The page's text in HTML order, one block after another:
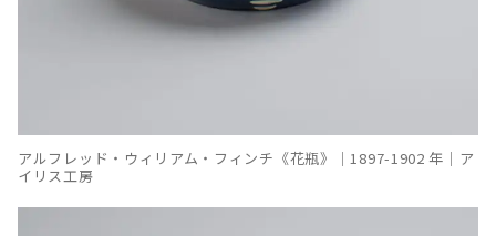
アルフレッド・ウィリアム・フィンチ《花瓶》｜1897-1902 年｜ア
イリス工房